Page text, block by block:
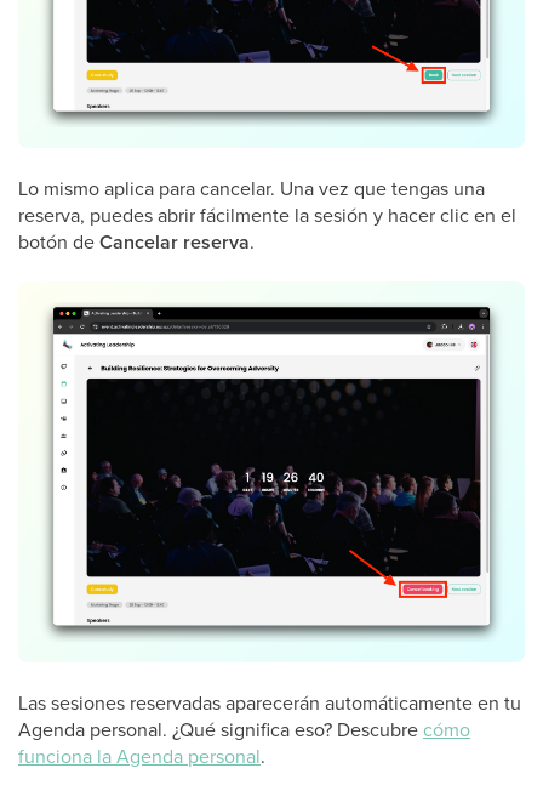
Lo mismo aplica para cancelar. Una vez que tengas una
reserva, puedes abrir fácilmente la sesión y hacer clic en el
botón deCancelar reserva.
Las sesiones reservadas aparecerán automáticamente en tu
Agenda personal. ¿Qué significa eso? Descubre cómo
funciona la Agenda personal.